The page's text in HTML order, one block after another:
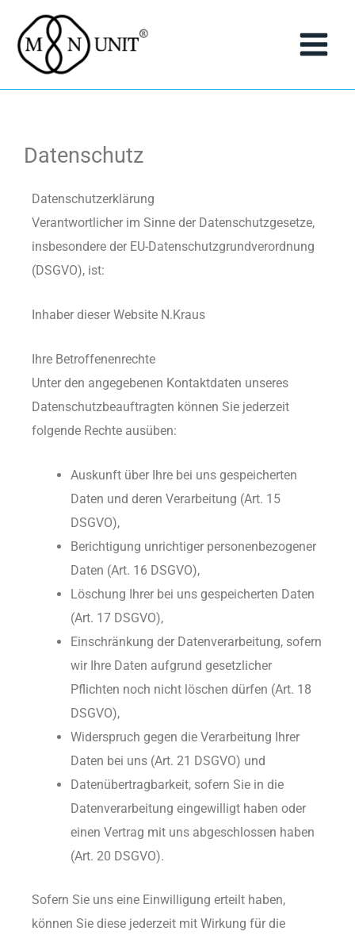
Inhalt
springen
Datenschutz
Datenschutzerklärung
Verantwortlicher im Sinne der Datenschutzgesetze,
insbesondere der EU-Datenschutzgrundverordnung
(DSGVO), ist:
Inhaber dieser Website N.Kraus
Ihre Betroffenenrechte
Unter den angegebenen Kontaktdaten unseres
Datenschutzbeauftragten können Sie jederzeit
folgende Rechte ausüben:
Auskunft über Ihre bei uns gespeicherten
Daten und deren Verarbeitung (Art. 15
DSGVO),
Berichtigung unrichtiger personenbezogener
Daten (Art. 16 DSGVO),
Löschung Ihrer bei uns gespeicherten Daten
(Art. 17 DSGVO),
Einschränkung der Datenverarbeitung, sofern
wir Ihre Daten aufgrund gesetzlicher
Pflichten noch nicht löschen dürfen (Art. 18
DSGVO),
Widerspruch gegen die Verarbeitung Ihrer
Daten bei uns (Art. 21 DSGVO) und
Datenübertragbarkeit, sofern Sie in die
Datenverarbeitung eingewilligt haben oder
einen Vertrag mit uns abgeschlossen haben
(Art. 20 DSGVO).
Sofern Sie uns eine Einwilligung erteilt haben,
können Sie diese jederzeit mit Wirkung für die